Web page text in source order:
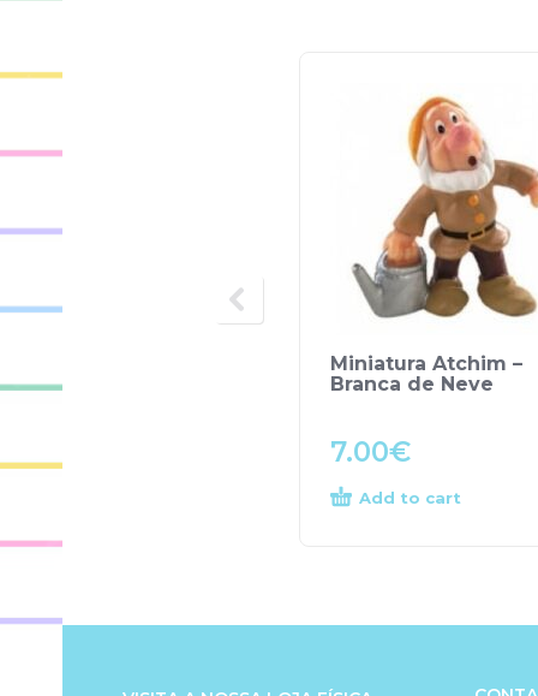
Miniatura Atchim –
Branca de Neve
7.00€
Add to cart